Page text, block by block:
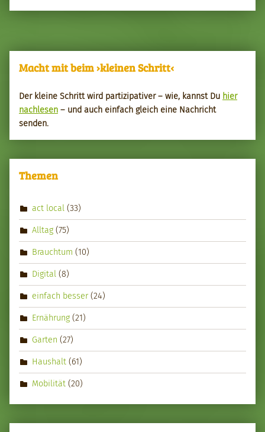
Macht mit beim ›kleinen Schritt‹
Der kleine Schritt wird par­tizipa­tiv­er – wie, kannst Du hier
nach­le­sen – und auch ein­fach gle­ich eine Nachricht
senden.
Themen
act local (33)
Alltag (75)
Brauchtum (10)
Digital (8)
einfach besser(24)
Ernährung (21)
Garten (27)
Haushalt (61)
Mobilität (20)